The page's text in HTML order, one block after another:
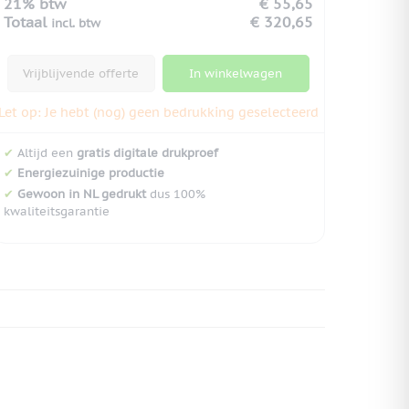
Totaal incl. btw € 320,65
Vrijblijvende offerte In winkelwagen
op: Je hebt (nog) geen bedrukking geselecteerd
✔ Altijd een gratis digitale drukproef
✔ Energiezuinige productie
✔ Gewoon in NL gedruktdus 100%
kwaliteitsgarantie